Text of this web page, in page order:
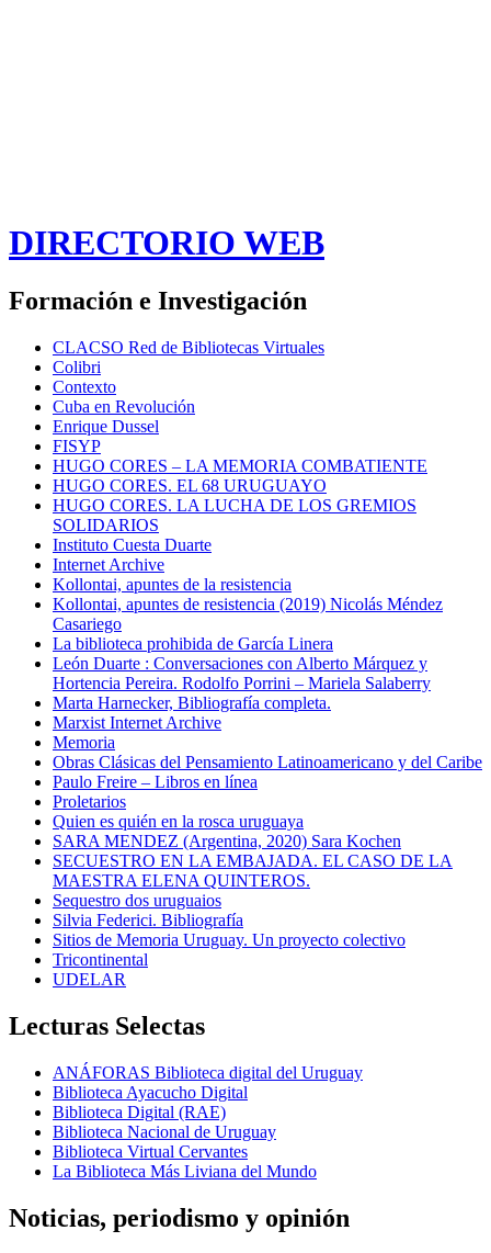
DIRECTORIO WEB
Formación e Investigación
CLACSO Red de Bibliotecas Virtuales
Colibri
Contexto
Cuba en Revolución
Enrique Dussel
FISYP
HUGO CORES – LA MEMORIA COMBATIENTE
HUGO CORES. EL 68 URUGUAYO
HUGO CORES. LA LUCHA DE LOS GREMIOS
SOLIDARIOS
Instituto Cuesta Duarte
Internet Archive
Kollontai, apuntes de la resistencia
Kollontai, apuntes de resistencia (2019) Nicolás Méndez
Casariego
La biblioteca prohibida de García Linera
León Duarte : Conversaciones con Alberto Márquez y
Hortencia Pereira. Rodolfo Porrini – Mariela Salaberry
Marta Harnecker, Bibliografía completa.
Marxist Internet Archive
Memoria
Obras Clásicas del Pensamiento Latinoamericano y del Caribe
Paulo Freire – Libros en línea
Proletarios
Quien es quién en la rosca uruguaya
SARA MENDEZ (Argentina, 2020) Sara Kochen
SECUESTRO EN LA EMBAJADA. EL CASO DE LA
MAESTRA ELENA QUINTEROS.
Sequestro dos uruguaios
Silvia Federici. Bibliografía
Sitios de Memoria Uruguay. Un proyecto colectivo
Tricontinental
UDELAR
Lecturas Selectas
ANÁFORAS Biblioteca digital del Uruguay
Biblioteca Ayacucho Digital
Biblioteca Digital (RAE)
Biblioteca Nacional de Uruguay
Biblioteca Virtual Cervantes
La Biblioteca Más Liviana del Mundo
Noticias, periodismo y opinión